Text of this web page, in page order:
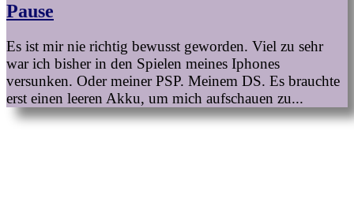
Pause
Es ist mir nie richtig bewusst geworden. Viel zu sehr
war ich bisher in den Spielen meines Iphones
versunken. Oder meiner PSP. Meinem DS. Es brauchte
erst einen leeren Akku, um mich aufschauen zu...